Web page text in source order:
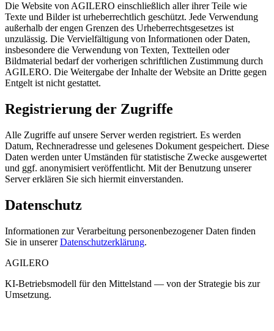
Die Website von AGILERO einschließlich aller ihrer Teile wie
Texte und Bilder ist urheberrechtlich geschützt. Jede Verwendung
außerhalb der engen Grenzen des Urheberrechtsgesetzes ist
unzulässig. Die Vervielfältigung von Informationen oder Daten,
insbesondere die Verwendung von Texten, Textteilen oder
Bildmaterial bedarf der vorherigen schriftlichen Zustimmung durch
AGILERO. Die Weitergabe der Inhalte der Website an Dritte gegen
Entgelt ist nicht gestattet.
Registrierung der Zugriffe
Alle Zugriffe auf unsere Server werden registriert. Es werden
Datum, Rechneradresse und gelesenes Dokument gespeichert. Diese
Daten werden unter Umständen für statistische Zwecke ausgewertet
und ggf. anonymisiert veröffentlicht. Mit der Benutzung unserer
Server erklären Sie sich hiermit einverstanden.
Datenschutz
Informationen zur Verarbeitung personenbezogener Daten finden
Sie in unserer Datenschutzerklärung.
AGILERO
KI-Betriebsmodell für den Mittelstand — von der Strategie bis zur
Umsetzung.